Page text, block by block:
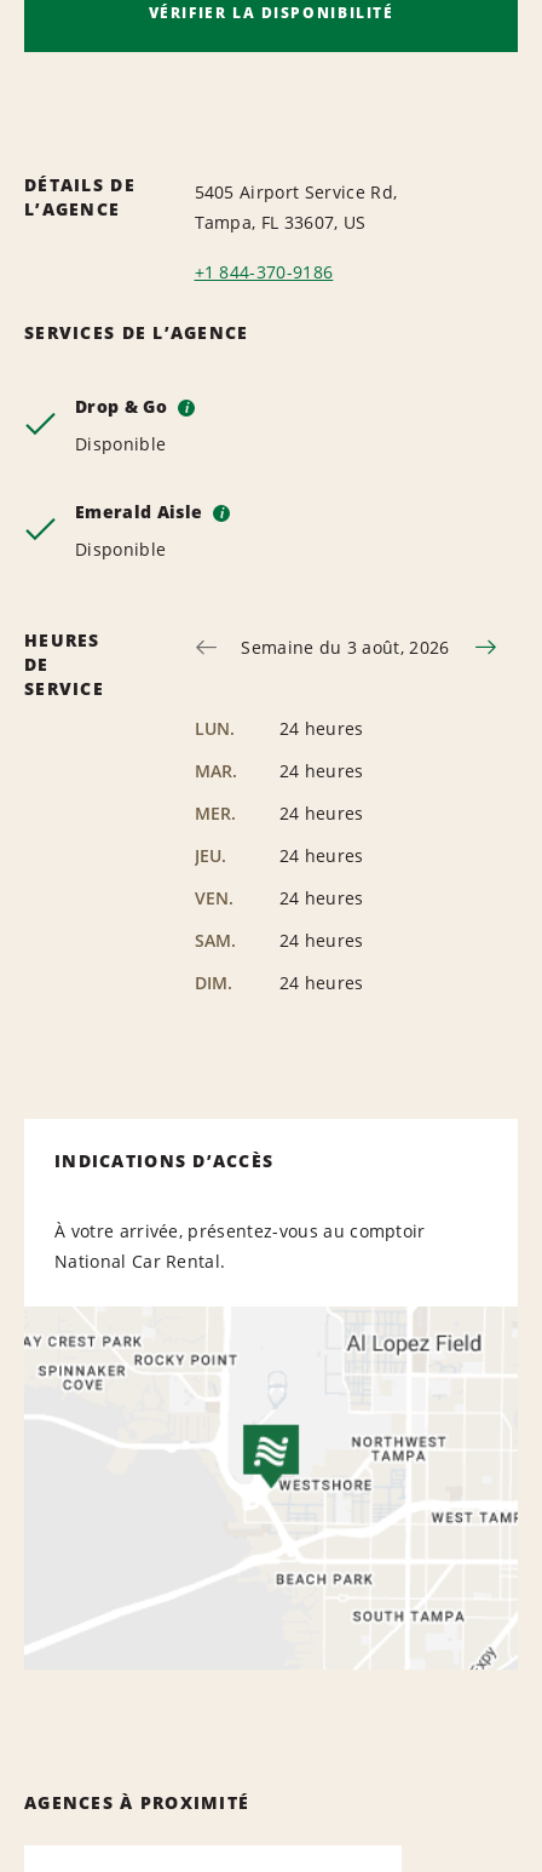
VÉRIFIER LA DISPONIBILITÉ
DÉTAILS DE
L’AGENCE
5405 Airport Service Rd,
Tampa, FL 33607, US
+1 844-370-9186
SERVICES DE L’AGENCE
Drop & Go i
Disponible
Emerald Aisle i
Disponible
HEURES
DE
SERVICE
Semaine du 3 août, 2026
LUN.
24 heures
MAR.
24 heures
MER.
24 heures
JEU.
24 heures
VEN.
24 heures
SAM.
24 heures
DIM.
24 heures
INDICATIONS D’ACCÈS
À votre arrivée, présentez-vous au comptoir
National Car Rental.
AGENCES À PROXIMITÉ